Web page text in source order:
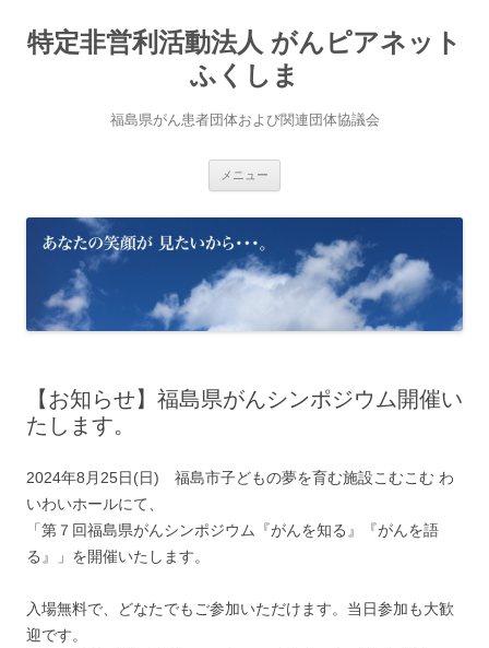
テ
ン
特定非営利活動法人 がんピアネット
ふくしま
福島県がん患者団体および関連団体協議会
メニュー
【お知らせ】福島県がんシンポジウム開催い
たします。
2024年8月25日(日) 福島市子どもの夢を育む施設こむこむ わ
いわいホールにて、
「第７回福島県がんシンポジウム『がんを知る』『がんを語
る』」を開催いたします。
入場無料で、どなたでもご参加いただけます。当日参加も大歓
迎です。